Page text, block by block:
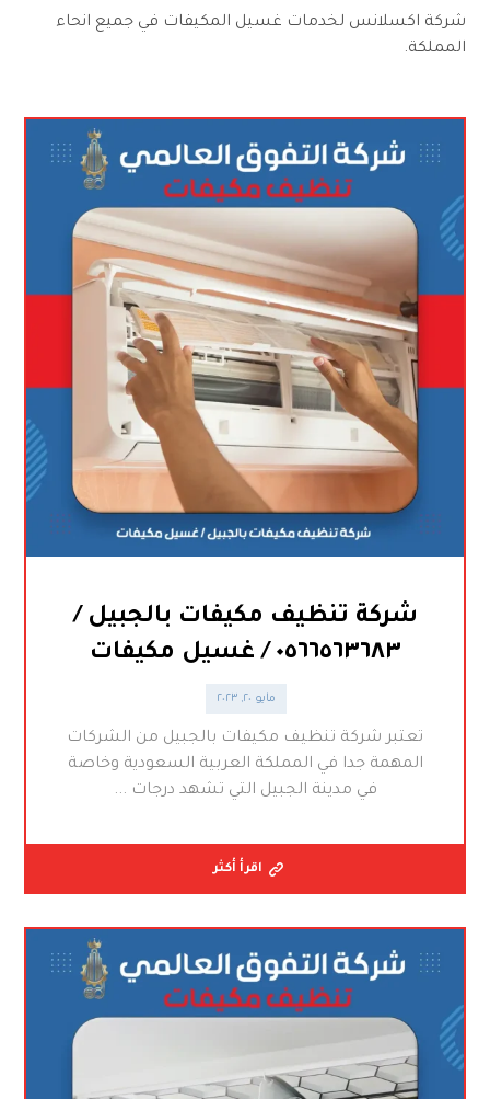
شركة اكسلانس لخدمات غسيل المكيفات في جميع انحاء
المملكة.
شركة تنظيف مكيفات بالجبيل /
٠٥٦٦٥٦٣٦٨٣ / غسيل مكيفات
مايو ٢٠, ٢٠٢٣
تعتبر شركة تنظيف مكيفات بالجبيل من الشركات
المهمة جدا في المملكة العربية السعودية وخاصة
في مدينة الجبيل التي تشهد درجات ...
اقرأ أكثر